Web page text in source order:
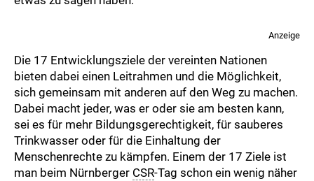
Anzeige
Die 17 Entwicklungsziele der vereinten Nationen
bieten dabei einen Leitrahmen und die Möglichkeit,
sich gemeinsam mit anderen auf den Weg zu machen.
Dabei macht jeder, was er oder sie am besten kann,
sei es für mehr Bildungsgerechtigkeit, für sauberes
Trinkwasser oder für die Einhaltung der
Menschenrechte zu kämpfen. Einem der 17 Ziele ist
man beim Nürnberger CSR-Tag schon ein wenig näher